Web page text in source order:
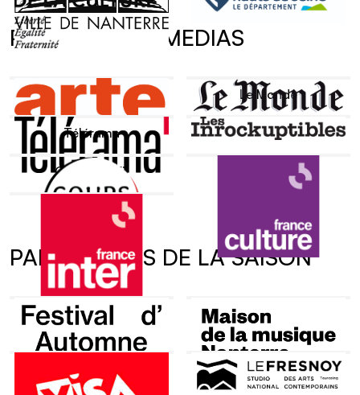
PARTENAIRES MEDIAS
Arte Le Monde
Télérama Les Inrocks
Coups d'Œil France Culture
France Inter
PARTENAIRES DE LA SAISON
Festival d'Automne
Maison de la Musique de
Nanterre ↗
Le Fresnoy